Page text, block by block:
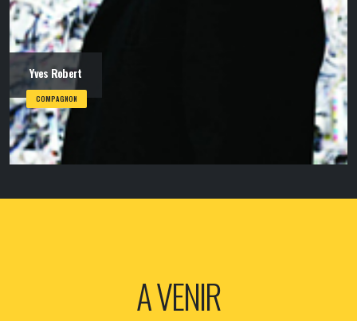
Yves Robert
COMPAGNON
A VENIR